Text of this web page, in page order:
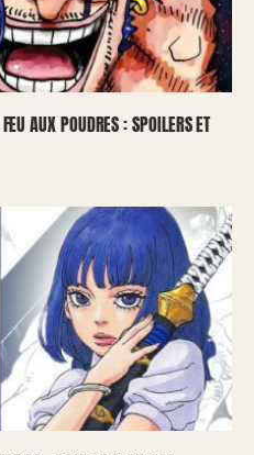
AUX POUDRES : SPOILERS ET